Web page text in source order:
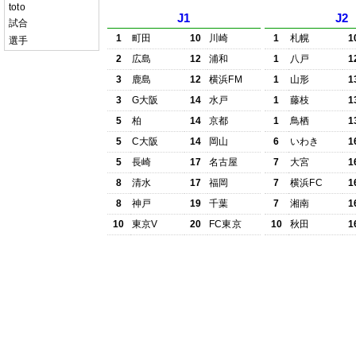
toto
試合
選手
J1
1 町田 10
川崎
2
広島 12
浦和
3
鹿島 12
横浜FM
3
G大阪 14
水戸
5
柏 14
京都
5
C大阪 14
岡山
5
長崎 17
名古屋
8
清水 17
福岡
8
神戸 19
千葉
10
東京V 20 FC東京
J2
1 札幌
1
八戸
1
山形
1
藤枝
1
鳥栖
6
いわき
7
大宮
7
横浜FC
7
湘南
10
秋田